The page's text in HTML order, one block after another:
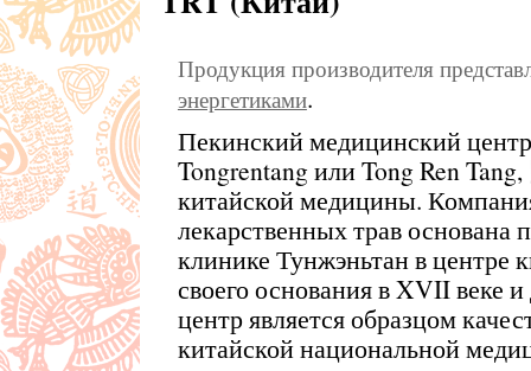
Продукция производителя
энергетиками.
Пекинский медицинский
Tongrentang или Tong Ren
китайской медицины.
лекарственных трав основана
клинике Тунжэньтан в центре
своего основания в XVII веке
центр является образцом
китайской национальной